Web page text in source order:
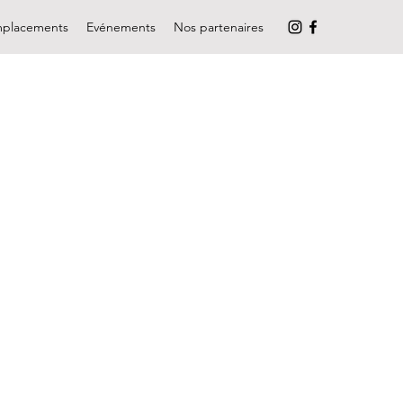
Evénements Nos partenaires